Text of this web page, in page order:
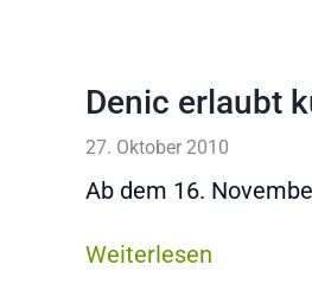
Denic erlaubt
27. Oktober 2010
Ab dem 16.
Weiterlesen